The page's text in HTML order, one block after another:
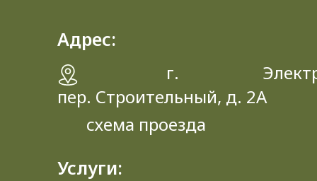
Адрес:
г.
пер. Строительный, д. 2A
схема проезда
Услуги: